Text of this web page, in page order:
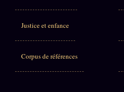
Justice et enfance
Corpus de références